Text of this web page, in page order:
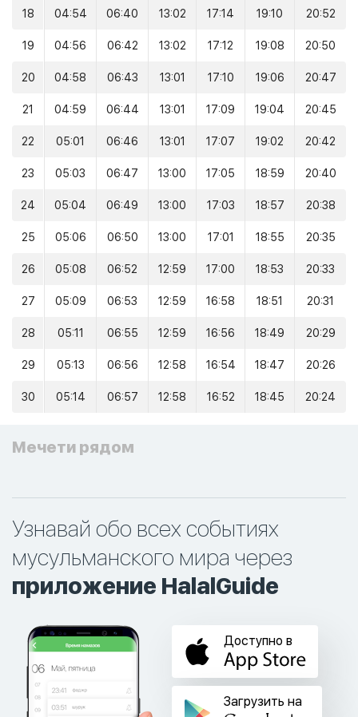
18 04:54 06:40 13:02 17:14 19:10 20:52
19 04:56 06:42 13:02 17:12 19:08 20:50
20 04:58 06:43 13:01 17:10 19:06 20:47
21 04:59 06:44 13:01 17:09 19:04 20:45
22 05:01 06:46 13:01 17:07 19:02 20:42
23 05:03 06:47 13:00 17:05 18:59 20:40
24 05:04 06:49 13:00 17:03 18:57 20:38
25 05:06 06:50 13:00 17:01 18:55 20:35
26 05:08 06:52 12:59 17:00 18:53 20:33
27 05:09 06:53 12:59 16:58 18:51 20:31
28 05:11 06:55 12:59 16:56 18:49 20:29
29 05:13 06:56 12:58 16:54 18:47 20:26
30 05:14 06:57 12:58 16:52 18:45 20:24
Мечети рядом
Узнавай обо всех событиях
мусульманского мира через
приложение HalalGuide
Доступно в
Загрузить на